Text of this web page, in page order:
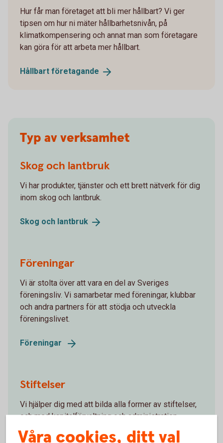
Hur får man företaget att bli mer hållbart? Vi ger
tipsen om hur ni mäter hållbarhetsnivån, på
klimatkompensering och annat man som företagare
kan göra för att arbeta mer hållbart.
Hållbart företagande
Typ av verksamhet
Skog och lantbruk
Vi har produkter, tjänster och ett brett nätverk för dig
inom skog och lantbruk.
Skog och lantbruk
Föreningar
Vi är stolta över att vara en del av Sveriges
föreningsliv. Vi samarbetar med föreningar, klubbar
och andra partners för att stödja och utveckla
föreningslivet.
Föreningar
Stiftelser
Vi hjälper dig med att bilda alla former av stiftelser,
och med kapitalförvaltning och administration.
Stiftelser
Våra cookies, ditt val